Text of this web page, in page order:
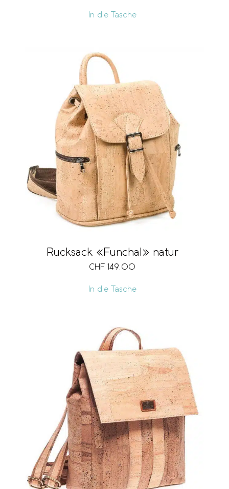
In die Tasche
Rucksack «Funchal» natur
CHF 149.00
In die Tasche